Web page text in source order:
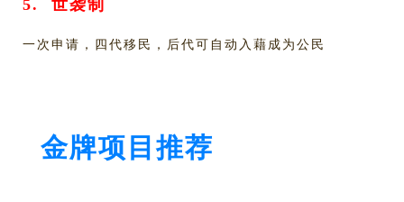
5. 世袭制
一次申请，四代移民，后代可自动入藉成为公民
金牌项目推荐